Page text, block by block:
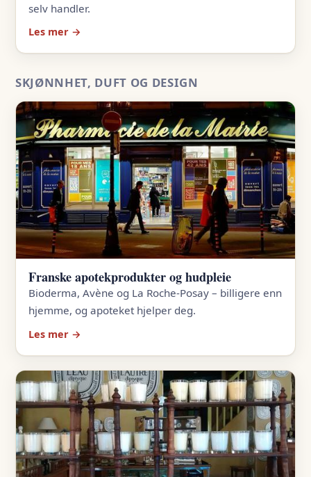
selv handler.
Les mer →
SKJØNNHET, DUFT OG DESIGN
Franske apotekprodukter og hudpleie
Bioderma, Avène og La Roche-Posay – billigere enn
hjemme, og apoteket hjelper deg.
Les mer →